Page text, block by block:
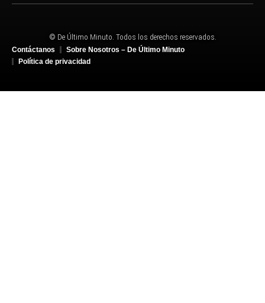
© De Último Minuto. Todos los derechos reservados.
Contáctanos
Sobre Nosotros – De Último Minuto
Política de privacidad